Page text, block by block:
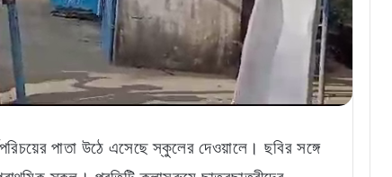
পাতা উঠে এসেছে স্কুলের দেওয়ালে। ছবির সঙ্গে